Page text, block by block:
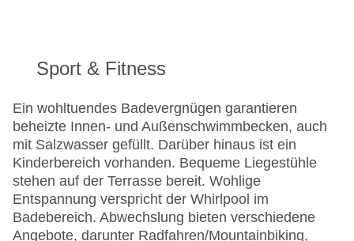
Sport & Fitness
Ein wohltuendes Badevergnügen garantieren
beheizte Innen- und Außenschwimmbecken, auch
mit Salzwasser gefüllt. Darüber hinaus ist ein
Kinderbereich vorhanden. Bequeme Liegestühle
stehen auf der Terrasse bereit. Wohlige
Entspannung verspricht der Whirlpool im
Badebereich. Abwechslung bieten verschiedene
Angebote, darunter Radfahren/Mountainbiking,